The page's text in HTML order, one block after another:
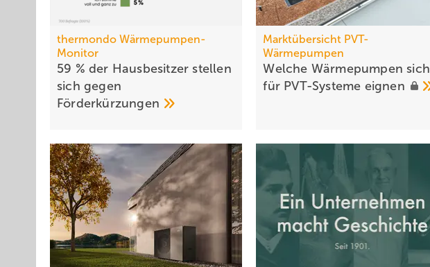
thermondo Wärmepumpen-
Monitor
59 % der Haus­be­sit­zer stellen
sich gegen
För­der­kür­zungen
Marktübersicht PVT-
Wärmepumpen
Welche Wärmepumpen sich
für PVT-Systeme eignen